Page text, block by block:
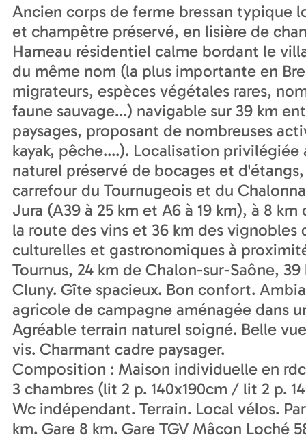
Ancien corps de ferme bressan typique
et champêtre préservé, en lisière de
Hameau résidentiel calme bordant le
du même nom (la plus importante en
migrateurs, espèces végétales rares,
faune sauvage...) navigable sur 39 km
paysages, proposant de nombreuses
kayak, pêche....). Localisation
naturel préservé de bocages et
carrefour du Tournugeois et du
Jura (A39 à 25 km et A6 à 19 km), à 8
la route des vins et 36 km des
culturelles et gastronomiques à
Tournus, 24 km de Chalon-sur-Saône,
Cluny. Gîte spacieux. Bon confort.
agricole de campagne aménagée dans
Agréable terrain naturel soigné. Belle
vis. Charmant cadre paysager.
Composition : Maison individuelle en
3 chambres (lit 2 p. 140x190cm / lit 2 p.
Wc indépendant. Terrain. Local vélos.
km. Gare 8 km. Gare TGV Mâcon Loché